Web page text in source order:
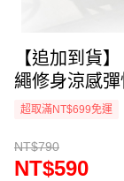
【追加到貨
繩修身涼感
超取滿NT$699免運
NT$790
NT$590